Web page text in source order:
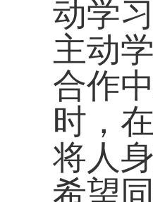
动学
主动
合作
时，
将人
希望